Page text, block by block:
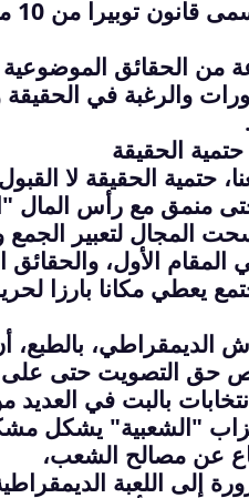
الحقائق الموضوعية -
والرغبة في الحقيقة
.
الحقيقة
حتمية الحقيقة لا
منمق مع رأس المال
المجال لتعبير الجمع
المقام الأول، والحقائق
يعطي مكانا بارزا
بالطبع،
وينص حق التصويت حتى
بالبت في العديد
"الشعبية" يشكل
عن مصالح الشعب،
إلى اللعبة